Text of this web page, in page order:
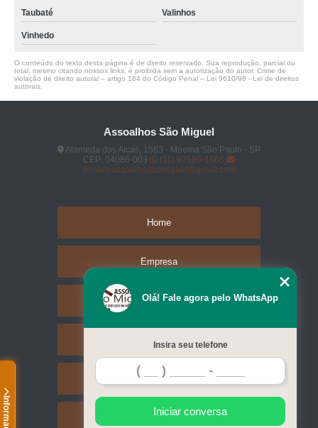
Taubaté Valinhos
Vinhedo
O conteúdo do texto desta página é de direito reservado. Sua reprodução, parcial ou
total, mesmo citando nossos links, é proibida sem a autorização do autor. Crime de
violação de direito autoral – artigo 184 do Código Penal – Lei 9610/98 - Lei de direitos
autorais
Assoalhos São Miguel
Alameda dos Aicás, 1563 - Moema São Paulo - SP
CEP: 04086-003
(11) 97589-1666
contatoassoalhosaomiguel@gmail.com
Home
Empresa
Missão
Serviços
Contato
Mapa do site
Olá! Fale agora pelo WhatsApp
Insira seu telefone
Iniciar conversa